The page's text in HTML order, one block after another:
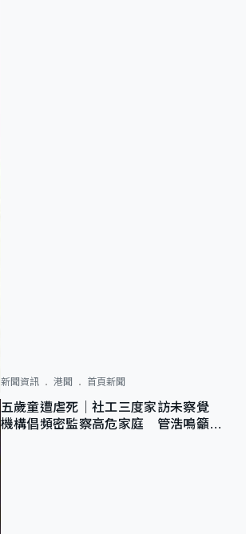
新聞資訊 港聞 首頁新聞
五歲童遭虐死｜社工三度家訪未察覺
機構倡頻密監察高危家庭 管浩鳴籲加